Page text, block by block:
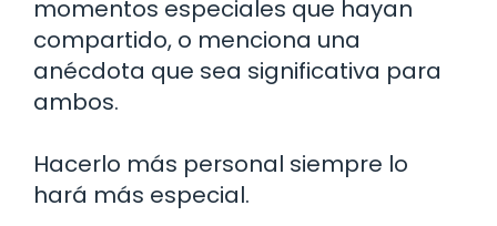
momentos especiales que hayan
compartido, o menciona una
anécdota que sea significativa para
ambos.
Hacerlo más personal siempre lo
hará más especial.